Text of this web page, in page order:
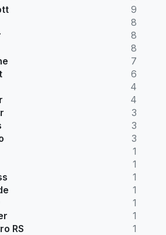
9
8
8
8
7
6
4
4
3
3
3
1
1
1
1
1
1
RS
1